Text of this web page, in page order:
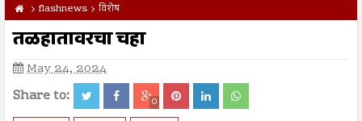
flashnews विशेष
तळहातावरचा चहा
May 24, 2024
Share to: 0